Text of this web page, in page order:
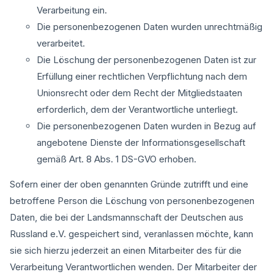
Verarbeitung ein.
Die personenbezogenen Daten wurden unrechtmäßig
verarbeitet.
Die Löschung der personenbezogenen Daten ist zur
Erfüllung einer rechtlichen Verpflichtung nach dem
Unionsrecht oder dem Recht der Mitgliedstaaten
erforderlich, dem der Verantwortliche unterliegt.
Die personenbezogenen Daten wurden in Bezug auf
angebotene Dienste der Informationsgesellschaft
gemäß Art. 8 Abs. 1 DS-GVO erhoben.
Sofern einer der oben genannten Gründe zutrifft und eine
betroffene Person die Löschung von personenbezogenen
Daten, die bei der Landsmannschaft der Deutschen aus
Russland e.V. gespeichert sind, veranlassen möchte, kann
sie sich hierzu jederzeit an einen Mitarbeiter des für die
Verarbeitung Verantwortlichen wenden. Der Mitarbeiter der